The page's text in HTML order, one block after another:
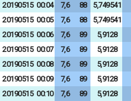
20190515 00:04 7,6 88 5,749541
20190515 00:05 7,6 88 5,749541
20190515 00:06 7,6 89 5,9128
20190515 00:07 7,6 89 5,9128
20190515 00:08 7,6 89 5,9128
20190515 00:09 7,6 89 5,9128
20190515 00:10 7,6 89 5,9128